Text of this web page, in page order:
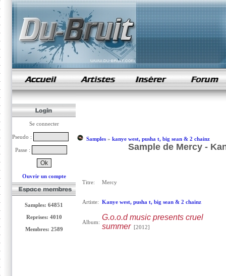
samples de rap
Se connecter
Pseudo :
Passe :
Ouvrir un compte
Samples: 64851
Reprises: 4010
Membres: 2589
Samples» kanye west, pusha t, big sean & 2 chainz
Sample de Mercy -
Titre: Mercy
Artiste: Kanye west, pusha t, big sean & 2 chainz
Album:
G.o.o.d music presents cruel
summer[2012]